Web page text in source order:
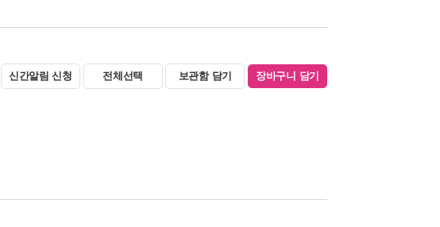
신간알림 신청 전체선택 보관함 담기 장바구니 담기